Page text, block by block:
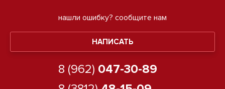
нашли ошибку? сообщите нам
НАПИСАТЬ
8 (962) 047-30-89